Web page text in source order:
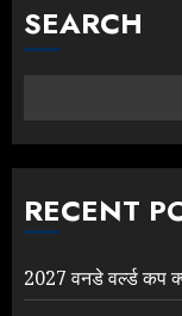
SEARCH
RECENT
2027 वनडे वर्ल्ड कप